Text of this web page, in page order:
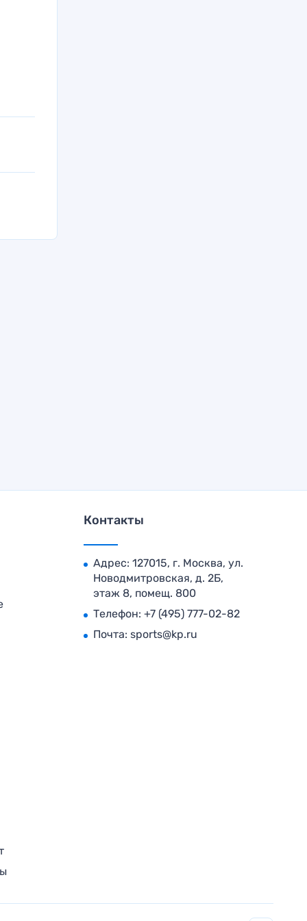
Контакты
Адрес: 127015, г. Москва, ул.
Новодмитровская, д. 2Б,
этаж 8, помещ. 800
Телефон: +7 (495) 777-02-82
Почта: sports@kp.ru